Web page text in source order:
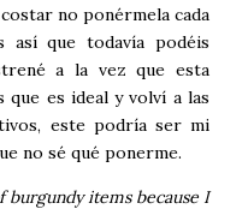
no ponérmela cada
así que todavía podéis
a la vez que esta
que es ideal y volví a las
este podría ser mi
no sé qué ponerme.
burgundy items because I